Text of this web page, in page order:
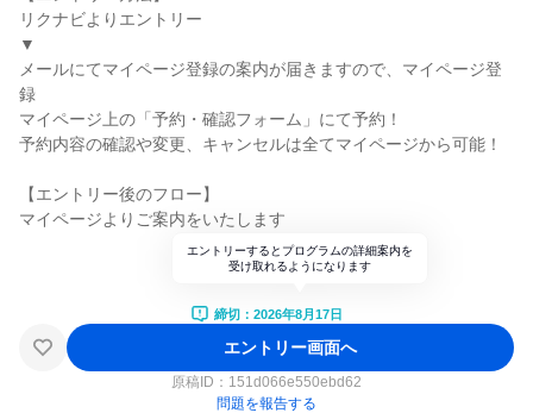
リクナビよりエントリー
▼
メールにてマイページ登録の案内が届きますので、マイページ登
録
マイページ上の「予約・確認フォーム」にて予約！
予約内容の確認や変更、キャンセルは全てマイページから可能！
【エントリー後のフロー】
マイページよりご案内をいたします
エントリーするとプログラムの詳細案内を
受け取れるようになります
締切：2026年8月17日
エントリー画面へ
原稿ID： 151d066e550ebd62
問題を報告する